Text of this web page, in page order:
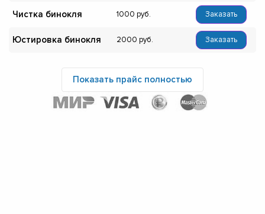
Чистка бинокля 1000 Заказать
Юстировка бинокля 2000 Заказать
Показать прайс полностью